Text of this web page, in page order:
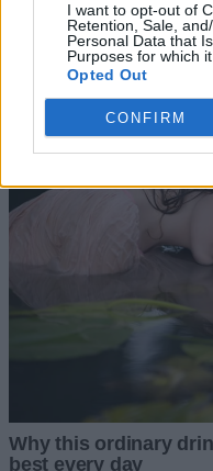
I want to opt-out of
Retention, Sale,
Personal Data that
Purposes for which
Opted Out
CONFIRM